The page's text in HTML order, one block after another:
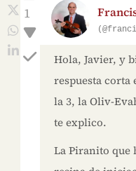
1
Hola, Javier, y
respuesta corta
la 3, la Oliv-
te explico.
La Piranito que